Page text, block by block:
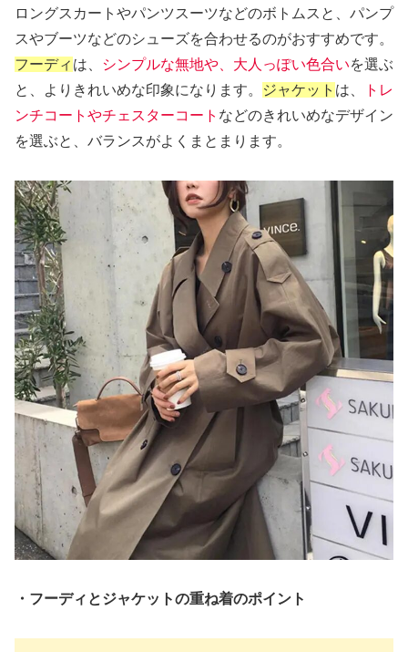
ロングスカートやパンツスーツなどのボトムスと、パンプ
スやブーツなどのシューズを合わせるのがおすすめです。
フーディ は、 シンプルな無地や、大人っぽい色合いを選ぶ
と、よりきれいめな印象になります。
ジャケット は、
トレ
ンチコートやチェスターコート などのきれいめなデザイン
を選ぶと、バランスがよくまとまります。
・フーディとジャケットの重ね着のポイント